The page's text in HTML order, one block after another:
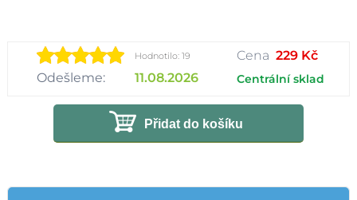
Hodnotilo: 19
Odešleme: 11.08.2026
Cena 229 Kč
Centrální sklad
Přidat do košíku